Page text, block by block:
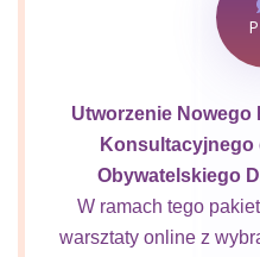
Utworzenie
Konsultacyjnego
Obywatelskiego
W ramach tego
warsztaty online z